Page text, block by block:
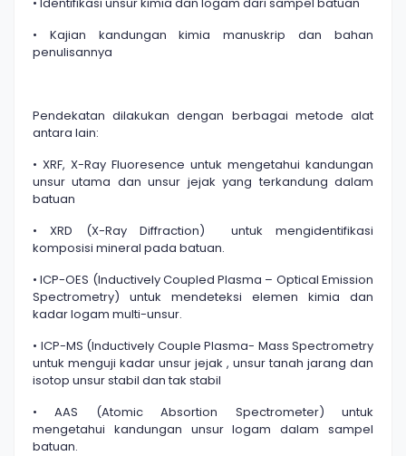
• Kajian kandungan kimia manuskrip dan bahan
penulisannya
Pendekatan dilakukan dengan berbagai metode alat
antara lain:
• XRF, X-Ray Fluoresence untuk mengetahui kandungan
unsur utama dan unsur jejak yang terkandung dalam
batuan
• XRD (X-Ray Diffraction) untuk mengidentifikasi
komposisi mineral pada batuan.
• ICP-OES (Inductively Coupled Plasma – Optical Emission
Spectrometry) untuk mendeteksi elemen kimia dan
kadar logam multi-unsur.
• ICP-MS (Inductively Couple Plasma- Mass Spectrometry
untuk menguji kadar unsur jejak , unsur tanah jarang dan
isotop unsur stabil dan tak stabil
• AAS (Atomic Absortion Spectrometer) untuk
mengetahui kandungan unsur logam dalam sampel
batuan.